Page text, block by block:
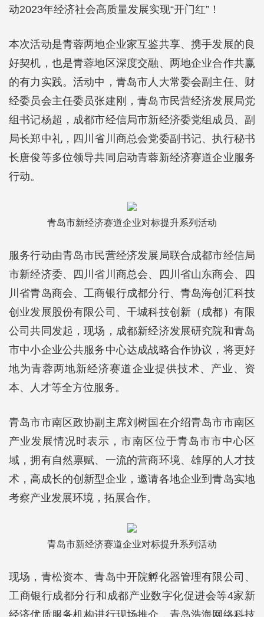
动2023年经济社会高质量发展实现“开门红”！
本次活动是青蓉两地企业家互鉴共享、携手发展的良
好契机，也是青蓉地区深度交融、两地企业合作共赢
的有力实践。活动中，青岛市人大常委会副主任、财
经委员会主任委员张建刚，青岛市民营经济发展局党
组书记杨超，成都市经信局市新经济委党组成员、副
局长郑中礼，四川省川商总会党委副书记、执行秘书
长唐俊等多位领导共同启动青蓉新经济赛道企业服务
行动。
青岛市新经济赛道企业对标提升系列活动
服务行动由青岛市民营经济发展局联合成都市经信局
市新经济委、四川省川商总会、四川省山东商会、四
川省青岛商会、工商银行成都分行、青岛海创汇科技
创业发展股份有限公司、干城科技创新（成都）有限
公司共同发起，现场，成都新经济发展研究院和青岛
市中小企业公共服务中心达成战略合作协议，将更好
地为青蓉两地新经济赛道企业提供技术、产业、资
本、人才等全方位服务。
青岛市市南区政协副主席刘树国在介绍青岛市市南区
产业发展情况时表示，市南区位于青岛市市中心区
域，拥有自然禀赋、一流的营商环境、雄厚的人才技
术，高成长的创新型企业，邀请各地企业到青岛实地
考察产业发展环境，拓展合作。
青岛市新经济赛道企业对标提升系列活动
现场，青松资本、青岛中开院孵化器管理有限公司、
工商银行成都分行和成都产业数字化促进会等4家新
经济优质服务机构进行现场推介，青岛浩海网络科技